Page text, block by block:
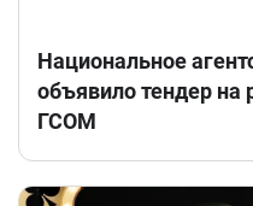
Национальное
объявило тендер на
ГСОМ